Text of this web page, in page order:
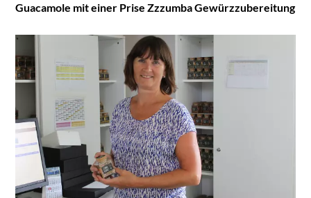
Guacamole mit einer Prise Zzzumba Gewürzzubereitung